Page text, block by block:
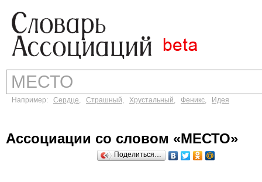
Например: Сердце, Страшный, Хрустальный, Феникс, Идея
Ассоциации со словом «МЕСТО»
Поделиться…